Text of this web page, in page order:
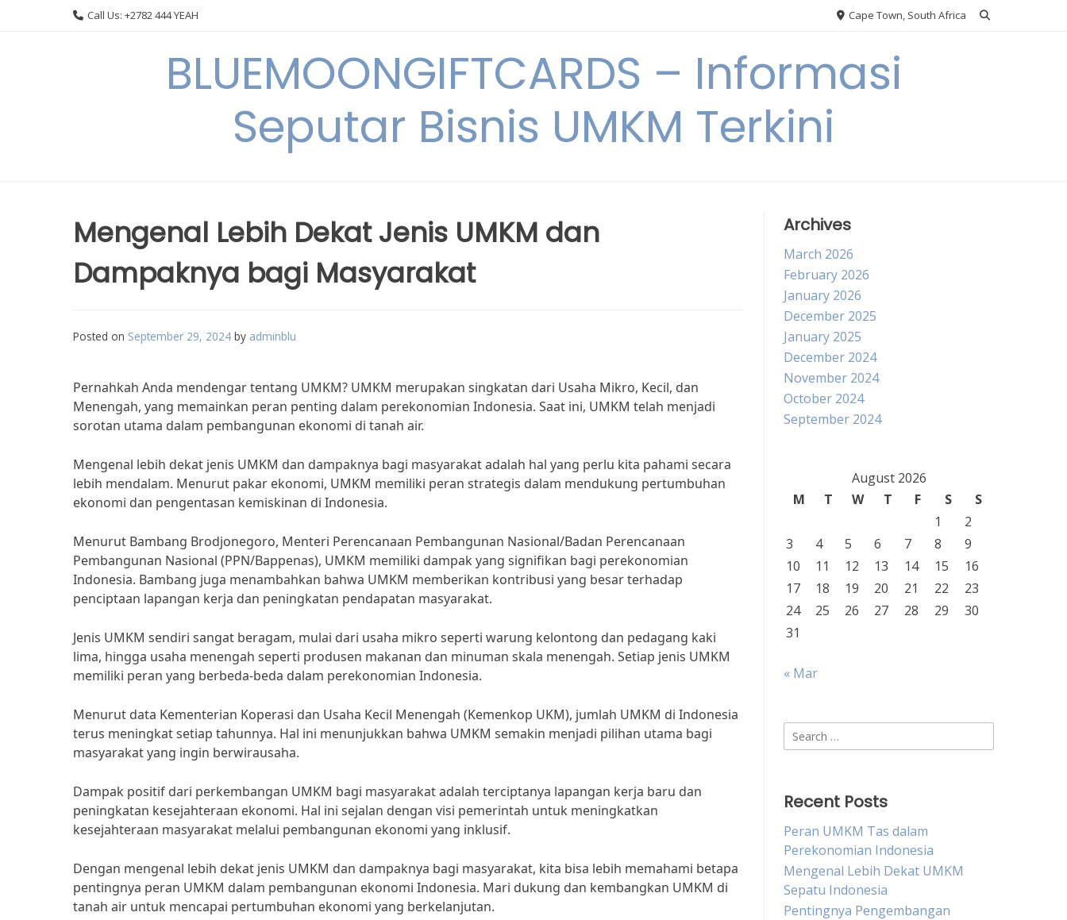
Call Us: +2782 444 YEAH Cape Town, South Africa
BLUEMOONGIFTCARDS – Informasi
Seputar Bisnis UMKM Terkini
Mengenal Lebih Dekat Jenis UMKM dan
Dampaknya bagi Masyarakat
Posted on September 29, 2024 by adminblu
Pernahkah Anda mendengar tentang UMKM? UMKM merupakan singkatan dari Usaha Mikro, Kecil, dan
Menengah, yang memainkan peran penting dalam perekonomian Indonesia. Saat ini, UMKM telah menjadi
sorotan utama dalam pembangunan ekonomi di tanah air.
Mengenal lebih dekat jenis UMKM dan dampaknya bagi masyarakat adalah hal yang perlu kita pahami secara
lebih mendalam. Menurut pakar ekonomi, UMKM memiliki peran strategis dalam mendukung pertumbuhan
ekonomi dan pengentasan kemiskinan di Indonesia.
Menurut Bambang Brodjonegoro, Menteri Perencanaan Pembangunan Nasional/Badan Perencanaan
Pembangunan Nasional (PPN/Bappenas), UMKM memiliki dampak yang signifikan bagi perekonomian
Indonesia. Bambang juga menambahkan bahwa UMKM memberikan kontribusi yang besar terhadap
penciptaan lapangan kerja dan peningkatan pendapatan masyarakat.
Jenis UMKM sendiri sangat beragam, mulai dari usaha mikro seperti warung kelontong dan pedagang kaki
lima, hingga usaha menengah seperti produsen makanan dan minuman skala menengah. Setiap jenis UMKM
memiliki peran yang berbeda-beda dalam perekonomian Indonesia.
Menurut data Kementerian Koperasi dan Usaha Kecil Menengah (Kemenkop UKM), jumlah UMKM di Indonesia
terus meningkat setiap tahunnya. Hal ini menunjukkan bahwa UMKM semakin menjadi pilihan utama bagi
masyarakat yang ingin berwirausaha.
Dampak positif dari perkembangan UMKM bagi masyarakat adalah terciptanya lapangan kerja baru dan
peningkatan kesejahteraan ekonomi. Hal ini sejalan dengan visi pemerintah untuk meningkatkan
kesejahteraan masyarakat melalui pembangunan ekonomi yang inklusif.
Dengan mengenal lebih dekat jenis UMKM dan dampaknya bagi masyarakat, kita bisa lebih memahami betapa
pentingnya peran UMKM dalam pembangunan ekonomi Indonesia. Mari dukung dan kembangkan UMKM di
tanah air untuk mencapai pertumbuhan ekonomi yang berkelanjutan.
Archives
March 2026
February 2026
January 2026
December 2025
January 2025
December 2024
November 2024
October 2024
September 2024
August 2026
M
T W T F S
S
1
2
3
4 5 6 7 8
9
10
11 12 13 14 15
16
17
18 19 20 21 22
23
24
25 26 27 28 29
30
31
« Mar
Search
for:
Recent Posts
Peran UMKM Tas dalam
Perekonomian Indonesia
Mengenal Lebih Dekat UMKM
Sepatu Indonesia
Pentingnya Pengembangan